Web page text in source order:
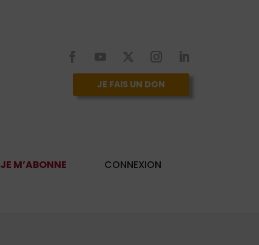
JE FAIS UN DON
JE M’ABONNE
CONNEXION